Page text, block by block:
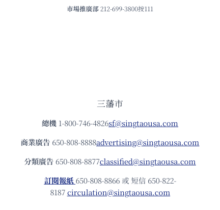
市場推廣部 212-699-3800按111
三藩市
總機 1-800-746-4826sf@singtaousa.com
商業廣告 650-808-8888advertising@singtaousa.com
分類廣告 650-808-8877classified@singtaousa.com
訂閱報紙 650-808-8866 或 短信 650-822-
8187circulation@singtaousa.com